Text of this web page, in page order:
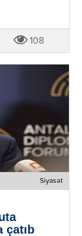
108
Siyasət
çatıb